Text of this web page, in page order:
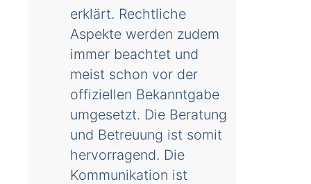
erklärt. Rechtliche
Aspekte werden zudem
immer beachtet und
meist schon vor der
offiziellen Bekanntgabe
umgesetzt. Die Beratung
und Betreuung ist somit
hervorragend. Die
Kommunikation ist